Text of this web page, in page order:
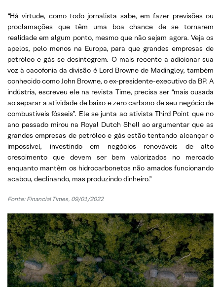
“Há virtude, como todo jornalista sabe, em fazer previsões ou
proclamações que têm uma boa chance de se tornarem
realidade em algum ponto, mesmo que não sejam agora. Veja os
apelos, pelo menos na Europa, para que grandes empresas de
petróleo e gás se desintegrem. O mais recente a adicionar sua
voz à cacofonia da divisão é Lord Browne de Madingley, também
conhecido como John Browne, o ex-presidente-executivo da BP. A
indústria, escreveu ele na revista Time, precisa ser “mais ousada
ao separar a atividade de baixo e zero carbono de seu negócio de
combustíveis fósseis”. Ele se junta ao ativista Third Point que no
ano passado mirou na Royal Dutch Shell ao argumentar que as
grandes empresas de petróleo e gás estão tentando alcançar o
impossível, investindo em negócios renováveis de alto
crescimento que devem ser bem valorizados no mercado
enquanto mantêm os hidrocarbonetos não amados funcionando
acabou, declinando, mas produzindo dinheiro.”
Fonte: Financial Times, 09/01/2022